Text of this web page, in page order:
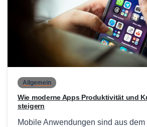
Allgemein
Wie moderne Apps Produktivität und
steigern
Mobile Anwendungen sind aus dem